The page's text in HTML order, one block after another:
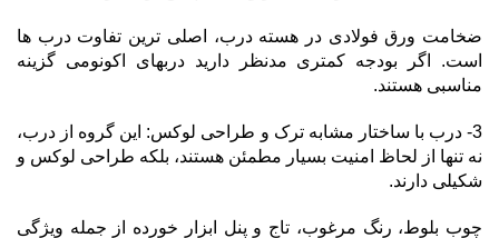
ضخامت ورق فولادی در هسته درب، اصلی ترین تفاوت درب ها
است. اگر بودجه کمتری مدنظر دارید دربهای اکونومی گزینه
مناسبی هستند.
3- درب با ساختار مشابه ترک و طراحی لوکس: این گروه از درب،
نه تنها از لحاظ امنیت بسیار مطمئن هستند، بلکه طراحی لوکس و
شکیلی دارند.
چوب بلوط، رنگ مرغوب، تاج و پنل ابزار خورده از جمله ویژگی